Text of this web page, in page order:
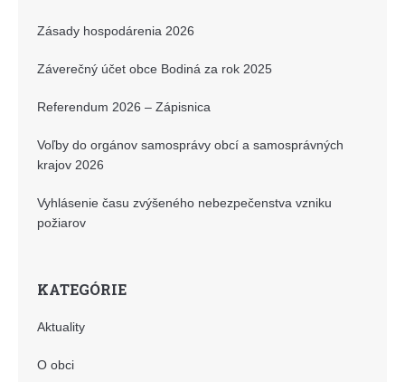
Zásady hospodárenia 2026
Záverečný účet obce Bodiná za rok 2025
Referendum 2026 – Zápisnica
Voľby do orgánov samosprávy obcí a samosprávných
krajov 2026
Vyhlásenie času zvýšeného nebezpečenstva vzniku
požiarov
KATEGÓRIE
Aktuality
O obci